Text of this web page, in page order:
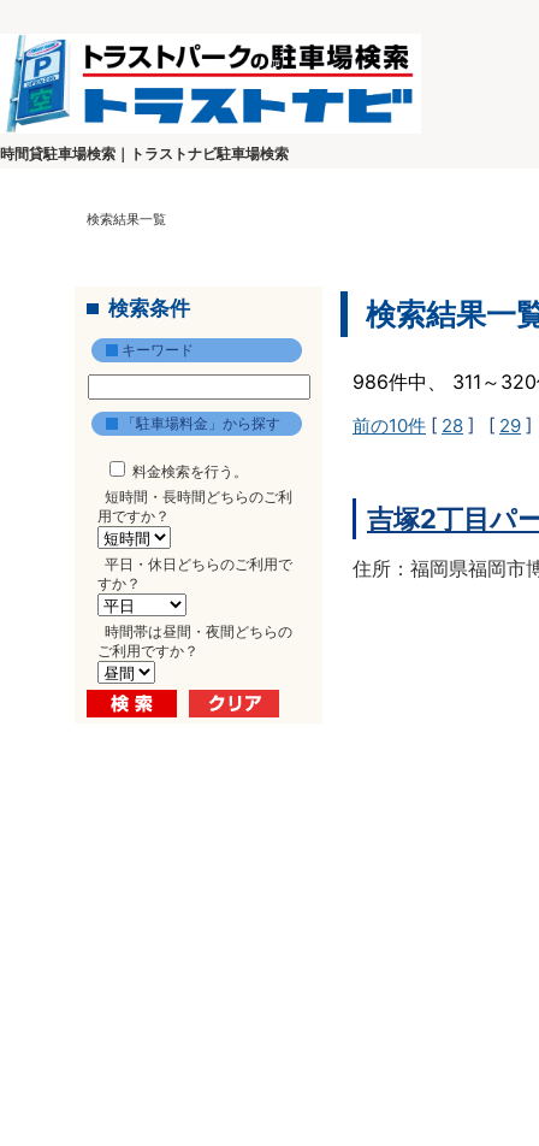
時間貸駐車場検索｜トラストナビ駐車場検索
検索結果一覧
検索条件
キーワード
「駐車場料金」から探す
料金検索を行う。
短時間・長時間どちらのご利
用ですか？
平日・休日どちらのご利用で
すか？
時間帯は昼間・夜間どちらの
ご利用ですか？
検索結果一
986件中、 311～
前の10件 [ 28 ] [ 29
吉塚2丁目パ
住所：福岡県福岡市